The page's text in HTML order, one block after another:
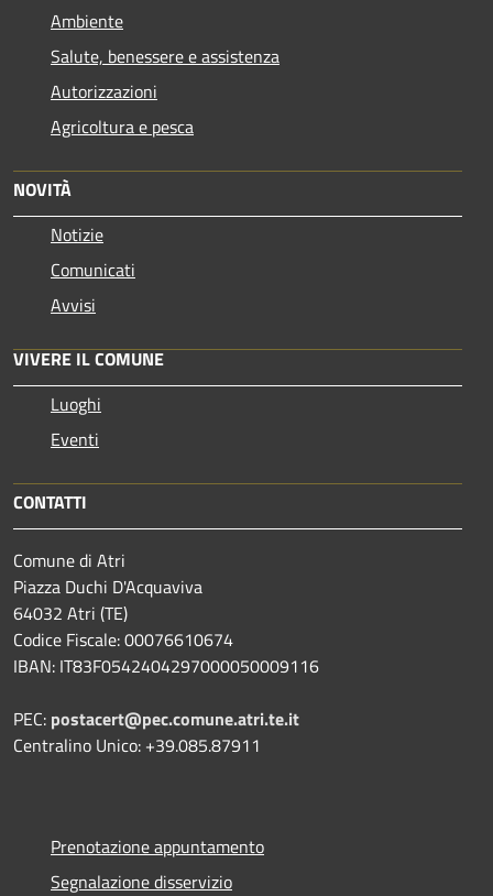
Ambiente
Salute, benessere e assistenza
Autorizzazioni
Agricoltura e pesca
NOVITÀ
Notizie
Comunicati
Avvisi
VIVERE IL COMUNE
Luoghi
Eventi
CONTATTI
Comune di Atri
Piazza Duchi D'Acquaviva
64032 Atri (TE)
Codice Fiscale: 00076610674
IBAN: IT83F0542404297000050009116
PEC: postacert@pec.comune.atri.te.it
Centralino Unico: +39.085.87911
Prenotazione appuntamento
Segnalazione disservizio